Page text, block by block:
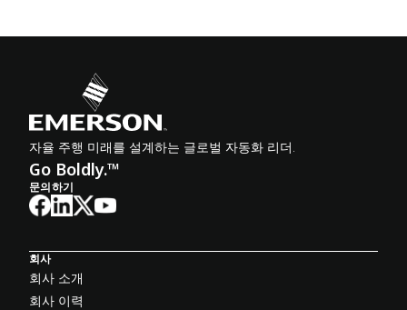
자율 주행 미래를 설계하는 글로벌 자동화 리더.
Go Boldly.™
문의하기
회사
회사 소개
회사 이력